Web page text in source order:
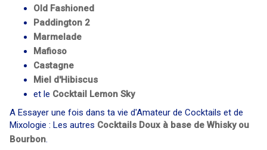
Old Fashioned
Paddington 2
Marmelade
Mafioso
Castagne
Miel d'Hibiscus
et le Cocktail Lemon Sky
A Essayer une fois dans ta vie d'Amateur de Cocktails et de
Mixologie : Les autres Cocktails Doux à base de Whisky ou
Bourbon.